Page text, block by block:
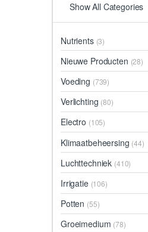
Show All Categories
Nutrients (3)
Nieuwe Producten (28)
Voeding (739)
Verlichting (80)
Electro (105)
Klimaatbeheersing (44)
Luchttechniek (410)
Irrigatie (106)
Potten (55)
Groeimedium (78)